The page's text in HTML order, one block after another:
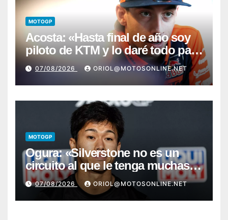
MOTOGP
Acosta: «Hasta final de año soy
piloto de KTM y lo daré todo para
conseguir mi primera victoria»
07/08/2026 ORIOL@MOTOSONLINE.NET
MOTOGP
Ogura: «Silverstone no es un
circuito al que le tenga muchas
ganas»
07/08/2026 ORIOL@MOTOSONLINE.NET